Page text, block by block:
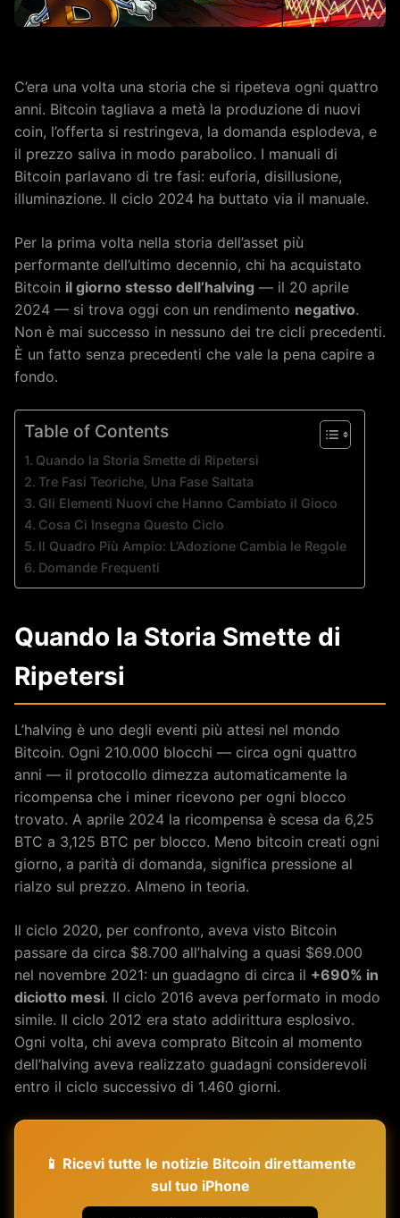
C’era una volta una storia che si ripeteva ogni quattro
anni. Bitcoin tagliava a metà la produzione di nuovi
coin, l’offerta si restringeva, la domanda esplodeva, e
il prezzo saliva in modo parabolico. I manuali di
Bitcoin parlavano di tre fasi: euforia, disillusione,
illuminazione. Il ciclo 2024 ha buttato via il manuale.
Per la prima volta nella storia dell’asset più
performante dell’ultimo decennio, chi ha acquistato
Bitcoin il giorno stesso dell’halving — il 20 aprile
2024 — si trova oggi con un rendimento negativo.
Non è mai successo in nessuno dei tre cicli precedenti.
È un fatto senza precedenti che vale la pena capire a
fondo.
Table of Contents
Quando la Storia Smette di Ripetersi
Tre Fasi Teoriche, Una Fase Saltata
Gli Elementi Nuovi che Hanno Cambiato il Gioco
Cosa Ci Insegna Questo Ciclo
Il Quadro Più Ampio: L’Adozione Cambia le Regole
Domande Frequenti
Quando la Storia Smette di
Ripetersi
L’halving è uno degli eventi più attesi nel mondo
Bitcoin. Ogni 210.000 blocchi — circa ogni quattro
anni — il protocollo dimezza automaticamente la
ricompensa che i miner ricevono per ogni blocco
trovato. A aprile 2024 la ricompensa è scesa da 6,25
BTC a 3,125 BTC per blocco. Meno bitcoin creati ogni
giorno, a parità di domanda, significa pressione al
rialzo sul prezzo. Almeno in teoria.
Il ciclo 2020, per confronto, aveva visto Bitcoin
passare da circa $8.700 all’halving a quasi $69.000
nel novembre 2021: un guadagno di circa il +690% in
diciotto mesi. Il ciclo 2016 aveva performato in modo
simile. Il ciclo 2012 era stato addirittura esplosivo.
Ogni volta, chi aveva comprato Bitcoin al momento
dell’halving aveva realizzato guadagni considerevoli
entro il ciclo successivo di 1.460 giorni.
📱 Ricevi tutte le notizie Bitcoin direttamente
sul tuo iPhone